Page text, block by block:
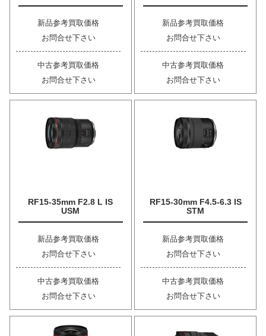
新品参考買取価格
お問合せ下さい
中古参考買取価格
お問合せ下さい
新品参考買取価格
お問合せ下さい
中古参考買取価格
お問合せ下さい
RF15-35mm F2.8 L IS
USM
新品参考買取価格
お問合せ下さい
中古参考買取価格
お問合せ下さい
RF15-30mm F4.5-6.3 IS
STM
新品参考買取価格
お問合せ下さい
中古参考買取価格
お問合せ下さい